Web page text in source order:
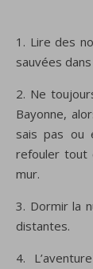
1. Lire des nouvelles telles que plus de 200 filles ont été
sauvées
2. Ne
Bayonne,
sais pas ou
refouler tout
mur.
3. Dormir la
distantes.
4.